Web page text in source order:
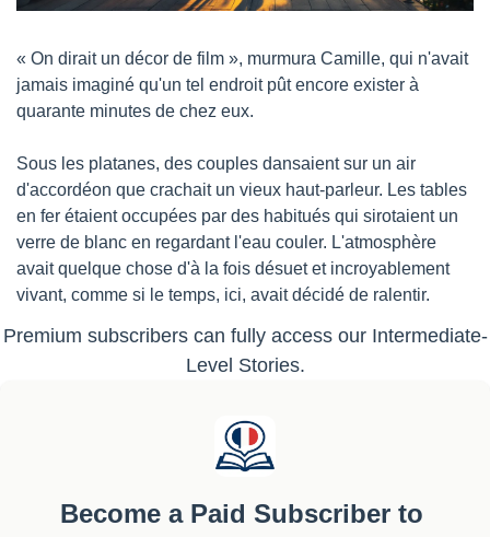
« On dirait un décor de film », murmura Camille, qui n'avait
jamais imaginé qu'un tel endroit pût encore exister à
quarante minutes de chez eux.
Sous les platanes, des couples dansaient sur un air
d'accordéon que crachait un vieux haut-parleur. Les tables
en fer étaient occupées par des habitués qui sirotaient un
verre de blanc en regardant l'eau couler. L'atmosphère
avait quelque chose d'à la fois désuet et incroyablement
vivant, comme si le temps, ici, avait décidé de ralentir.
Premium subscribers can fully access our Intermediate-
Level Stories.
Become a Paid Subscriber to